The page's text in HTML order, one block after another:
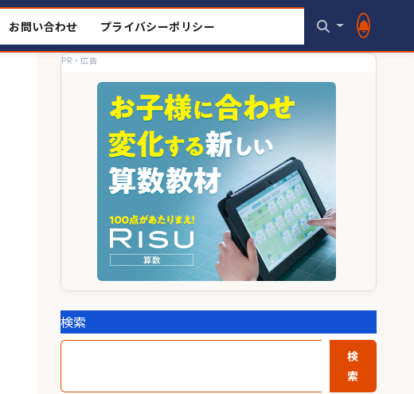
お問い合わせ プライバシーポリシー
PR・広告
検索
検
索